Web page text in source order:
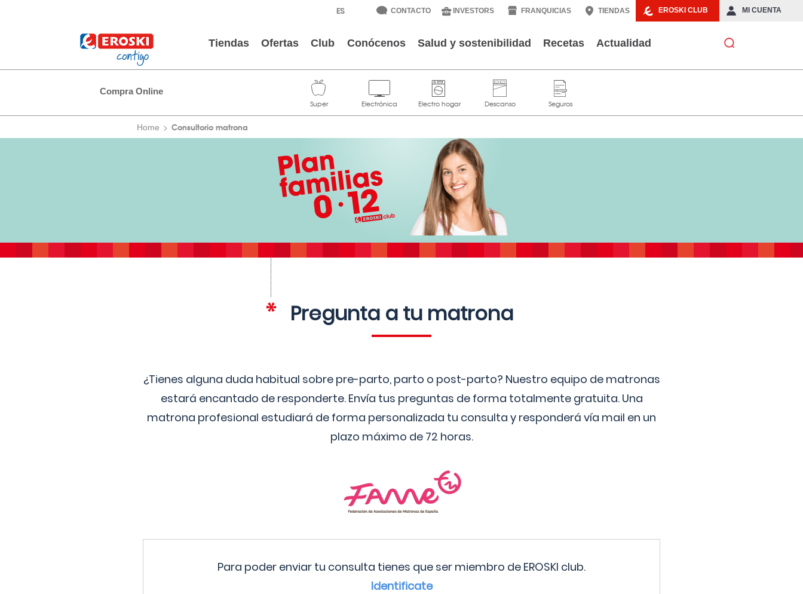
EROSKI CLUB MI CUENTA
CONTACTO INVESTORS FRANQUICIAS TIENDAS
Tiendas Ofertas Club Conócenos Salud y sostenibilidad Recetas Actualidad
Compra Online
Home Consultorio matrona
Pregunta a tu matrona
¿Tienes alguna duda habitual sobre pre-parto, parto o post-parto? Nuestro equipo de matronas
estará encantado de responderte. Envía tus preguntas de forma totalmente gratuita. Una
matrona profesional estudiará de forma personalizada tu consulta y responderá vía mail en un
plazo máximo de 72 horas.
Para poder enviar tu consulta tienes que ser miembro de EROSKI club.
Identificate